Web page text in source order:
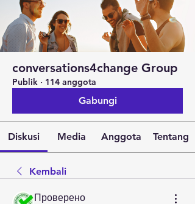
conversations4change Group
Publik · 114 anggota
Gabungi
Diskusi Media Anggota Tentang
Kembali
Проверено